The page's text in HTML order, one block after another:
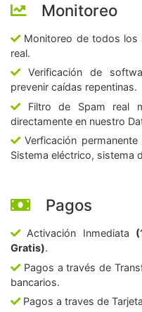
Monitoreo
Monitoreo de todos los
real.
Verificación de
prevenir caídas repentinas.
Filtro de Spam real
directamente en nuestro
Verficación permanente
Sistema eléctrico, sistema
Pagos
Activación Inmediata
Gratis).
Pagos a través de
bancarios.
Pagos a traves de